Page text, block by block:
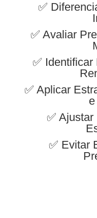
✅
✅ Avaliar
✅
✅ Aplicar
✅
✅ Evitar